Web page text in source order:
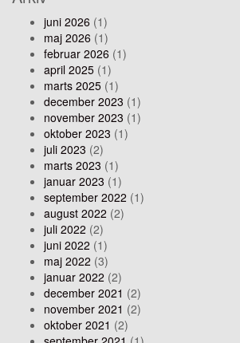
juni 2026 (1)
maj 2026 (1)
februar 2026 (1)
april 2025 (1)
marts 2025 (1)
december 2023 (1)
november 2023 (1)
oktober 2023 (1)
juli 2023 (2)
marts 2023 (1)
januar 2023 (1)
september 2022 (1)
august 2022 (2)
juli 2022 (2)
juni 2022 (1)
maj 2022 (3)
januar 2022 (2)
december 2021 (2)
november 2021 (2)
oktober 2021 (2)